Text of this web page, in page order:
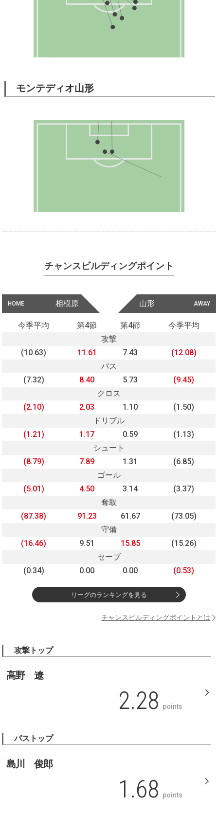
モンテディオ山形
チャンスビルディングポイント
HOME 相模原 AWAY
山形
今季平均 第4節 第4節
今季平均
攻撃
(10.63)
11.61 7.43
(12.08)
パス
(7.32)
8.40 5.73
(9.45)
クロス
(2.10)
2.03 1.10
(1.50)
ドリブル
(1.21)
1.17 0.59
(1.13)
シュート
(8.79)
7.89 1.31
(6.85)
ゴール
(5.01)
4.50 3.14
(3.37)
奪取
(87.38)
91.23 61.67
(73.05)
守備
(16.46)
9.51 15.85
(15.26)
セーブ
(0.34)
0.00 0.00 (0.53)
リーグのランキングを見る
チャンスビルディングポイントとは
攻撃トップ
高野 遼
2.28 points
パストップ
島川 俊郎
1.68 points